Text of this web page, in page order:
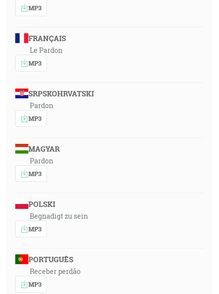
MP3
FRANÇAIS
Le Pardon
MP3
SRPSKOHRVATSKI
Pardon
MP3
MAGYAR
Pardon
MP3
POLSKI
Begnadigt zu sein
MP3
PORTUGUÊS
Receber perdão
MP3